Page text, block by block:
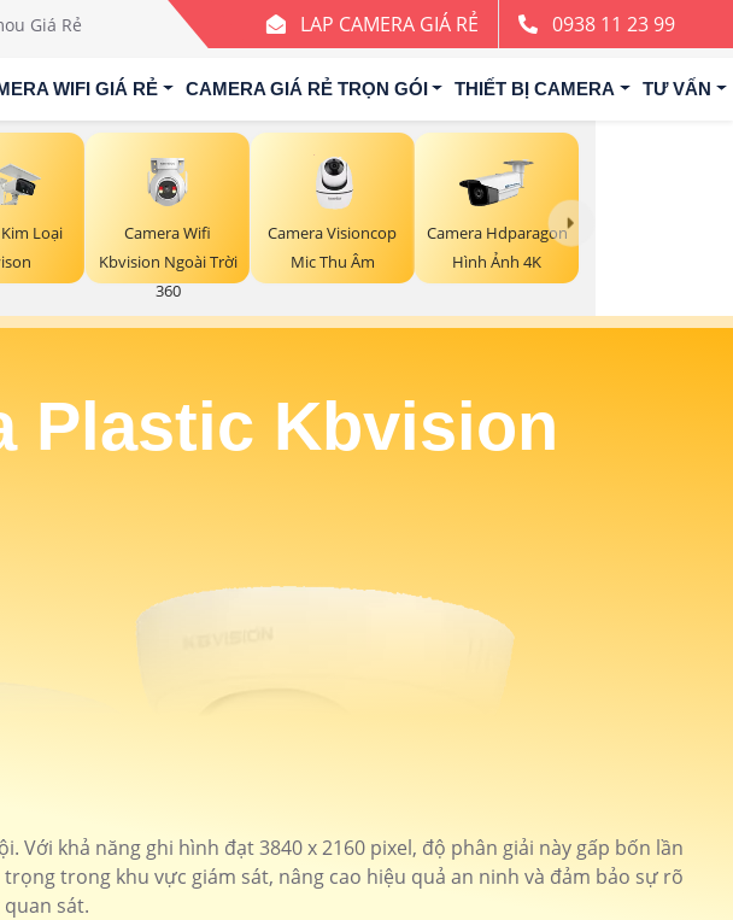
Giá Rẻ LAP CAMERA GIÁ RẺ 0938 11 23 99
WIFI GIÁ RẺ CAMERA GIÁ RẺ TRỌN GÓI THIẾT BỊ CAMERA TƯ VẤN
Loại
Camera Wifi
Kbvision Ngoài Trời
360
Camera Visioncop
Mic Thu Âm
Camera Hdparagon
Hình Ảnh 4K
Plastic Kbvision
Với khả năng ghi hình đạt 3840 x 2160 pixel, độ phân giải này gấp bốn lần
trong khu vực giám sát, nâng cao hiệu quả an ninh và đảm bảo sự rõ
sát.